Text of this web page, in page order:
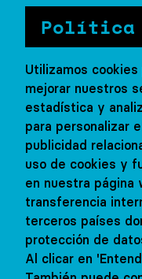
08021 Barcelona
93 200 11 33
Segueix-nos
Colectivos y
Política
Utilizamos
mejorar nuestros
estadística y
para personalizar
publicidad
uso de cookies y
en nuestra página
transferencia
terceros países
protección de
Al clicar en